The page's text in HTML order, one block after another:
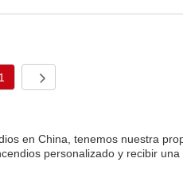
1
en China, tenemos nuestra
personalizado y recibir